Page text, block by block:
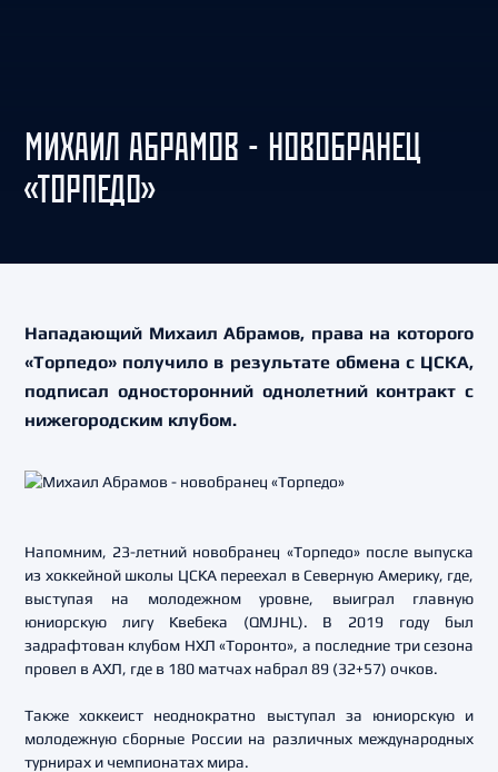
МИХАИЛ АБРАМОВ - НОВОБРАНЕЦ
«ТОРПЕДО»
Нападающий Михаил Абрамов, права на которого
«Торпедо» получило в результате обмена с ЦСКА,
подписал односторонний однолетний контракт с
нижегородским клубом.
Напомним, 23-летний новобранец «Торпедо» после выпуска
из хоккейной школы ЦСКА переехал в Северную Америку, где,
выступая на молодежном уровне, выиграл главную
юниорскую лигу Квебека (QMJHL). В 2019 году был
задрафтован клубом НХЛ «Торонто», а последние три сезона
провел в АХЛ, где в 180 матчах набрал 89 (32+57) очков.
Также хоккеист неоднократно выступал за юниорскую и
молодежную сборные России на различных международных
турнирах и чемпионатах мира.